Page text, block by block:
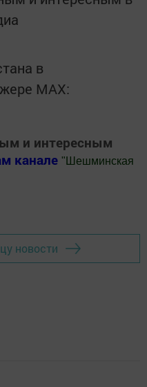
в
MАХ:
и интересным
канале " Шешминская
новости